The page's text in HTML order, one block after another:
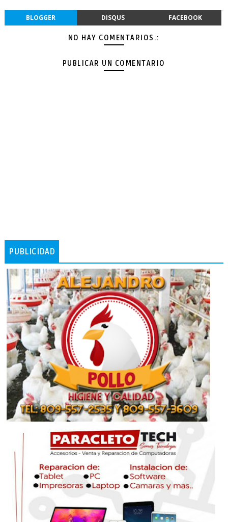
BLOGGER DISQUS FACEBOOK
NO HAY COMENTARIOS.:
PUBLICAR UN COMENTARIO
PUBLICIDAD